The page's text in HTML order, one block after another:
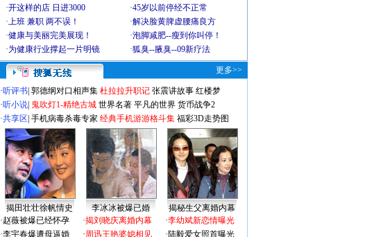
·开这样的店 日进3000 ·45岁以前停经不正常
·上班 兼职 两不误！ ·解决脸黄脾虚腰痛良方
·健康与美丽完美展现！ ·泡脚减肥--瘦到你叫停！
·为健康行业撑起一片明镜 ·狐臭--腋臭--09新疗法
更多>>
·听评书 郭德纲对口相声集 杜拉拉升职记 张震讲故事 红楼梦
·听小说 鬼吹灯1-精绝古城 世界名著 平凡的世界 货币战争2
·共享区 手机病毒杀毒专家 经典手机游游格斗集 福彩3D走势图
揭田壮壮徐帆情史 李冰冰被爆已婚
揭秘生父离婚内幕
·赵薇被爆已经怀孕
·李宇春爆遭母逼婚
·揭刘晓庆离婚内幕
·周迅王艳婆媳相见
·李幼斌新恋情曝光
·陆毅爱女照首曝光